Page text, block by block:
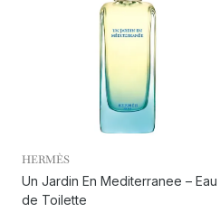
HERMÈS
Un Jardin En Mediterranee – Eau
de Toilette